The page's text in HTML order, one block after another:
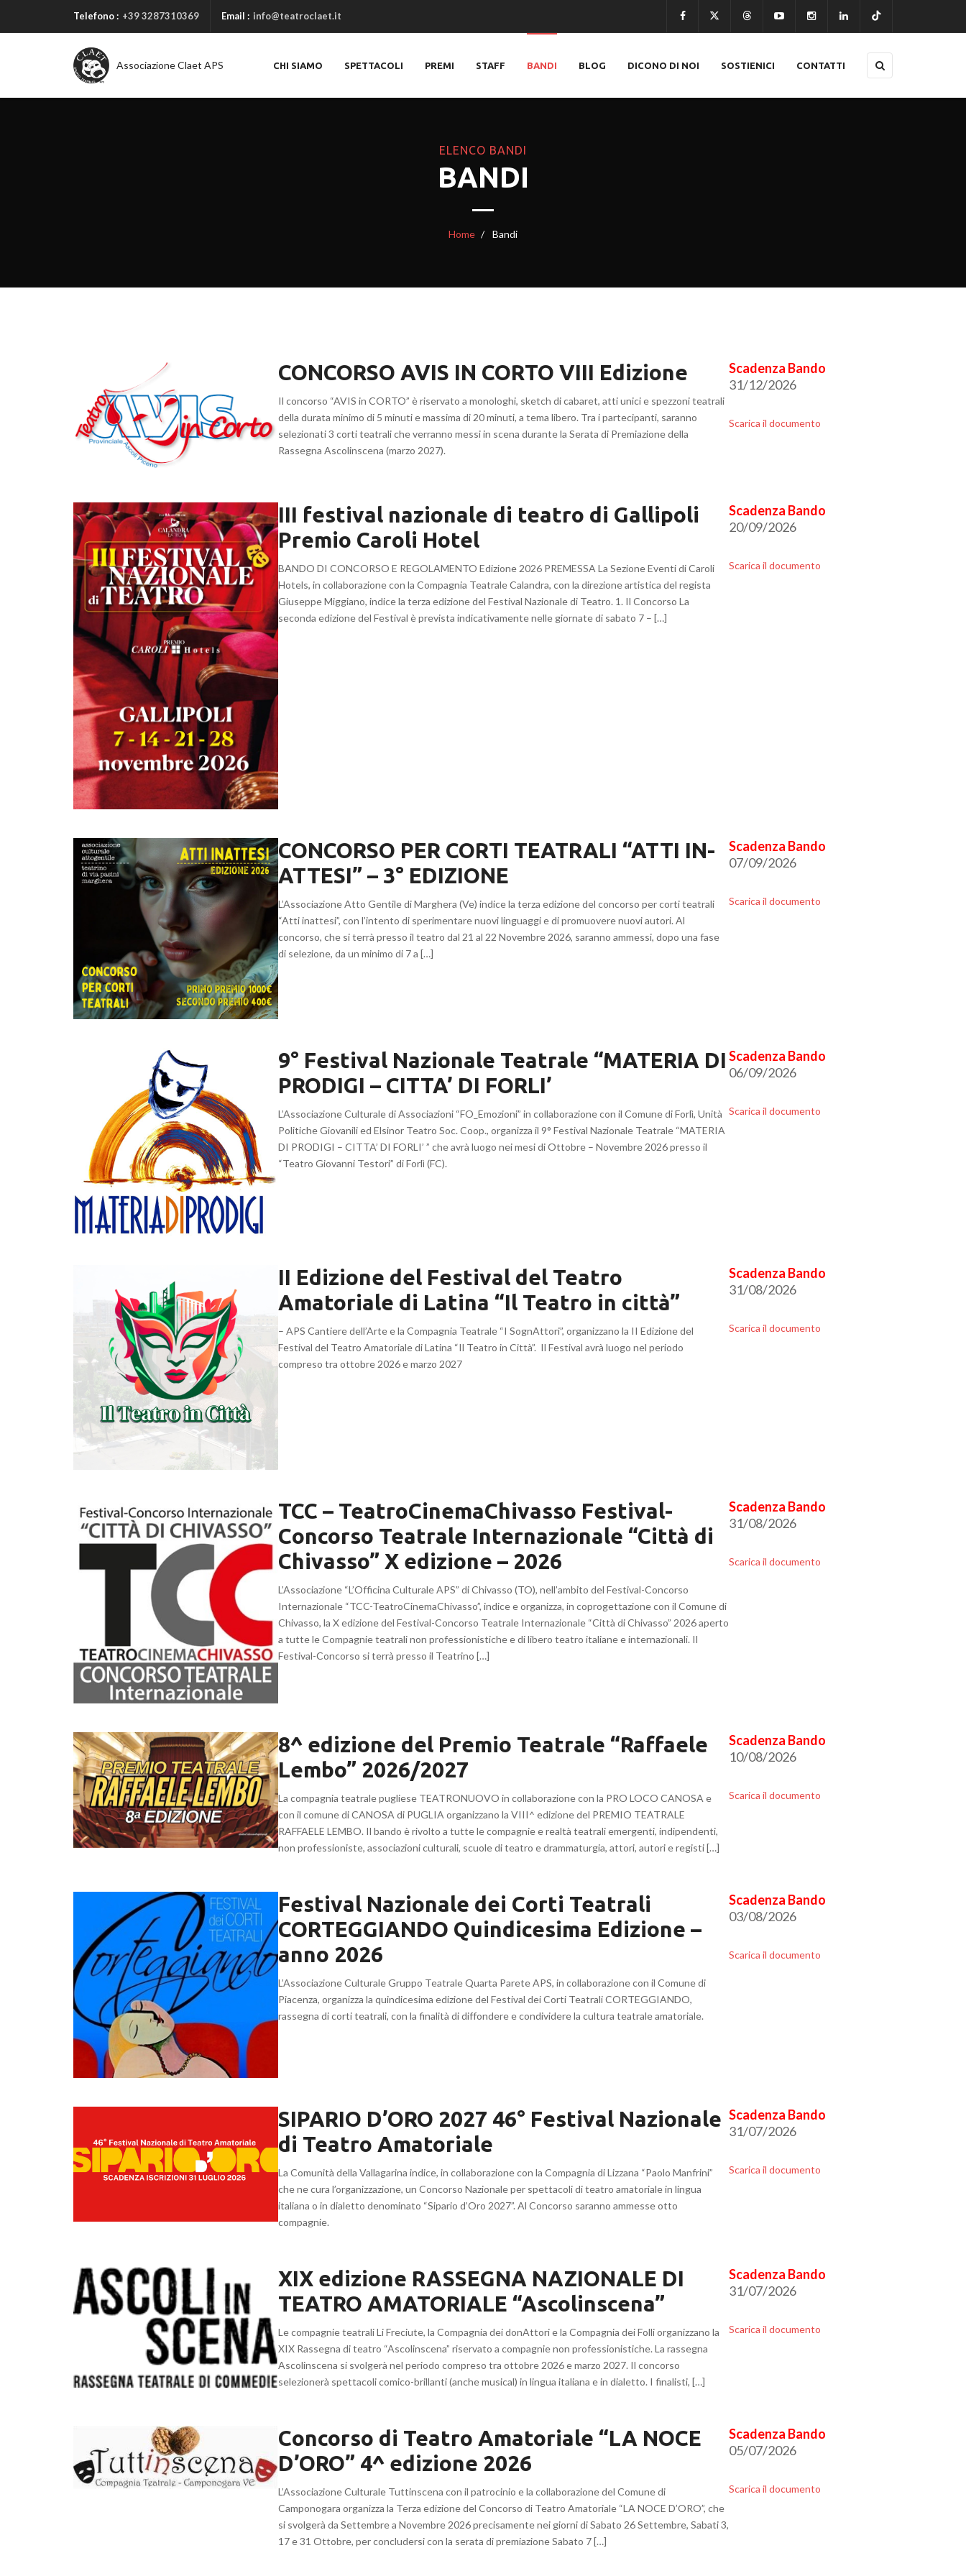
Telefono : +39 3287310369 Email : info@teatroclaet.it
Associazione Claet APS CHI SIAMO SPETTACOLI PREMI STAFF BANDI BLOG DICONO DI NOI SOSTIENICI CONTATTI
ELENCO BANDI
BANDI
Home Bandi
CONCORSO AVIS IN CORTO VIII Edizione
Il concorso “AVIS in CORTO” è riservato a monologhi, sketch di cabaret, atti unici e spezzoni teatrali
della durata minimo di 5 minuti e massima di 20 minuti, a tema libero. Tra i partecipanti, saranno
selezionati 3 corti teatrali che verranno messi in scena durante la Serata di Premiazione della
Rassegna Ascolinscena (marzo 2027).
31/12/2026
Scarica il documento
III festival nazionale di teatro di Gallipoli
Premio Caroli Hotel
BANDO DI CONCORSO E REGOLAMENTO Edizione 2026 PREMESSA La Sezione Eventi di Caroli
Hotels, in collaborazione con la Compagnia Teatrale Calandra, con la direzione artistica del regista
Giuseppe Miggiano, indice la terza edizione del Festival Nazionale di Teatro. 1. Il Concorso La
seconda edizione del Festival è prevista indicativamente nelle giornate di sabato 7 – […]
20/09/2026
Scarica il documento
CONCORSO PER CORTI TEATRALI “ATTI IN-
ATTESI” – 3° EDIZIONE
L’Associazione Atto Gentile di Marghera (Ve) indice la terza edizione del concorso per corti teatrali
“Atti inattesi”, con l’intento di sperimentare nuovi linguaggi e di promuovere nuovi autori. Al
concorso, che si terrà presso il teatro dal 21 al 22 Novembre 2026, saranno ammessi, dopo una fase
di selezione, da un minimo di 7 a […]
07/09/2026
Scarica il documento
9° Festival Nazionale Teatrale “MATERIA DI
PRODIGI – CITTA’ DI FORLI’
L’Associazione Culturale di Associazioni “FO_Emozioni” in collaborazione con il Comune di Forlì, Unità
Politiche Giovanili ed Elsinor Teatro Soc. Coop., organizza il 9° Festival Nazionale Teatrale “MATERIA
DI PRODIGI – CITTA’ DI FORLI’ ” che avrà luogo nei mesi di Ottobre – Novembre 2026 presso il
“Teatro Giovanni Testori” di Forlì (FC).
06/09/2026
Scarica il documento
II Edizione del Festival del Teatro
Amatoriale di Latina “Il Teatro in città”
– APS Cantiere dell’Arte e la Compagnia Teatrale “I SognAttori”, organizzano la II Edizione del
Festival del Teatro Amatoriale di Latina “Il Teatro in Città”. Il Festival avrà luogo nel periodo
compreso tra ottobre 2026 e marzo 2027
31/08/2026
Scarica il documento
TCC – TeatroCinemaChivasso Festival-
Concorso Teatrale Internazionale “Città di
Chivasso” X edizione – 2026
L’Associazione “L’Officina Culturale APS” di Chivasso (TO), nell’ambito del Festival-Concorso
Internazionale “TCC-TeatroCinemaChivasso”, indice e organizza, in coprogettazione con il Comune di
Chivasso, la X edizione del Festival-Concorso Teatrale Internazionale “Città di Chivasso” 2026 aperto
a tutte le Compagnie teatrali non professionistiche e di libero teatro italiane e internazionali. Il
Festival-Concorso si terrà presso il Teatrino […]
31/08/2026
Scarica il documento
8^ edizione del Premio Teatrale “Raffaele
Lembo” 2026/2027
La compagnia teatrale pugliese TEATRONUOVO in collaborazione con la PRO LOCO CANOSA e
con il comune di CANOSA di PUGLIA organizzano la VIII^ edizione del PREMIO TEATRALE
RAFFAELE LEMBO. Il bando è rivolto a tutte le compagnie e realtà teatrali emergenti, indipendenti,
non professioniste, associazioni culturali, scuole di teatro e drammaturgia, attori, autori e registi […]
10/08/2026
Scarica il documento
Festival Nazionale dei Corti Teatrali
CORTEGGIANDO Quindicesima Edizione –
anno 2026
L’Associazione Culturale Gruppo Teatrale Quarta Parete APS, in collaborazione con il Comune di
Piacenza, organizza la quindicesima edizione del Festival dei Corti Teatrali CORTEGGIANDO,
rassegna di corti teatrali, con la finalità di diffondere e condividere la cultura teatrale amatoriale.
03/08/2026
Scarica il documento
SIPARIO D’ORO 2027 46° Festival Nazionale
di Teatro Amatoriale
La Comunità della Vallagarina indice, in collaborazione con la Compagnia di Lizzana “Paolo Manfrini”
che ne cura l’organizzazione, un Concorso Nazionale per spettacoli di teatro amatoriale in lingua
italiana o in dialetto denominato “Sipario d’Oro 2027”. Al Concorso saranno ammesse otto
compagnie.
31/07/2026
Scarica il documento
XIX edizione RASSEGNA NAZIONALE DI
TEATRO AMATORIALE “Ascolinscena”
Le compagnie teatrali Li Freciute, la Compagnia dei donAttori e la Compagnia dei Folli organizzano la
XIX Rassegna di teatro “Ascolinscena” riservato a compagnie non professionistiche. La rassegna
Ascolinscena si svolgerà nel periodo compreso tra ottobre 2026 e marzo 2027. Il concorso
selezionerà spettacoli comico-brillanti (anche musical) in lingua italiana e in dialetto. I finalisti, […]
31/07/2026
Scarica il documento
Concorso di Teatro Amatoriale “LA NOCE
D’ORO” 4^ edizione 2026
L’Associazione Culturale Tuttinscena con il patrocinio e la collaborazione del Comune di
Camponogara organizza la Terza edizione del Concorso di Teatro Amatoriale “LA NOCE D’ORO”, che
si svolgerà da Settembre a Novembre 2026 precisamente nei giorni di Sabato 26 Settembre, Sabati 3,
17 e 31 Ottobre, per concludersi con la serata di premiazione Sabato 7 […]
05/07/2026
Scarica il documento